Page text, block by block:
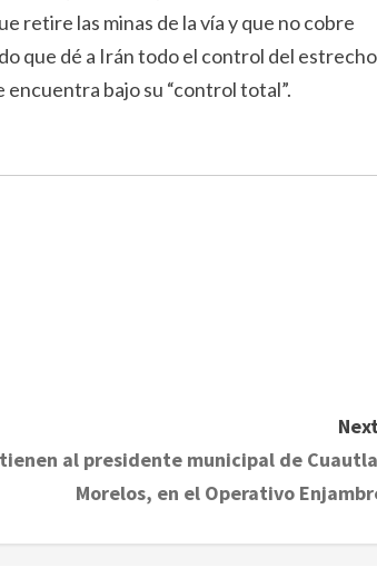
retire las minas de la vía y que no cobre
que dé a Irán todo el control del
bajo su “control total”.
al presidente municipal de
Morelos, en el Operativo